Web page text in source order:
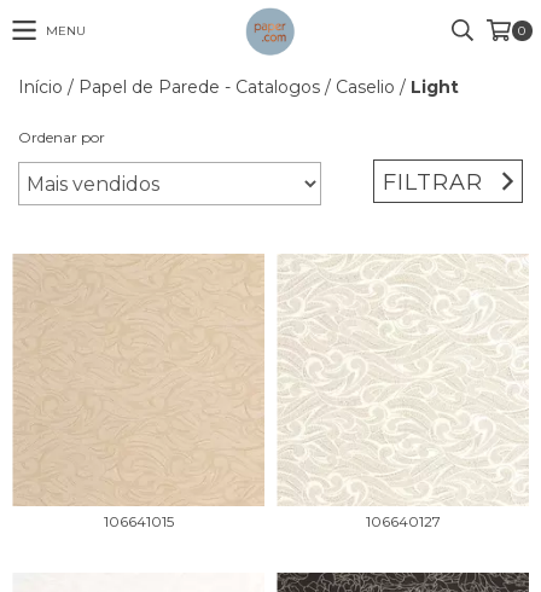
MENU 0
Início / Papel de Parede - Catalogos / Caselio / Light
Ordenar por
FILTRAR
106641015 106640127